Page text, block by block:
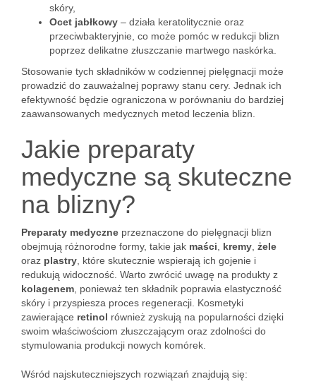
skóry,
Ocet jabłkowy – działa keratolitycznie oraz
przeciwbakteryjnie, co może pomóc w redukcji blizn
poprzez delikatne złuszczanie martwego naskórka.
Stosowanie tych składników w codziennej pielęgnacji może
prowadzić do zauważalnej poprawy stanu cery. Jednak ich
efektywność będzie ograniczona w porównaniu do bardziej
zaawansowanych medycznych metod leczenia blizn.
Jakie preparaty
medyczne są skuteczne
na blizny?
Preparaty medyczne przeznaczone do pielęgnacji blizn
obejmują różnorodne formy, takie jak maści kremy żele
oraz plastry , które skutecznie wspierają ich gojenie i
redukują widoczność. Warto zwrócić uwagę na produkty z
kolagenem , ponieważ ten składnik poprawia elastyczność
skóry i przyspiesza proces regeneracji. Kosmetyki
zawierające retinol również zyskują na popularności dzięki
swoim właściwościom złuszczającym oraz zdolności do
stymulowania produkcji nowych komórek.
Wśród najskuteczniejszych rozwiązań znajdują się: